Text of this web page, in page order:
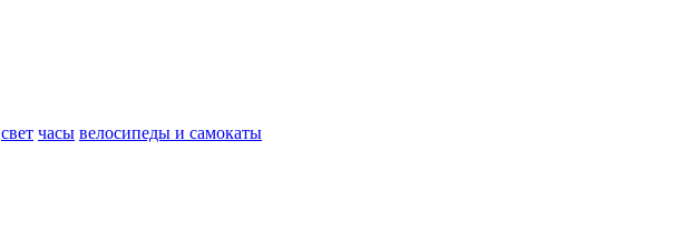
свет часы велосипеды и самокаты